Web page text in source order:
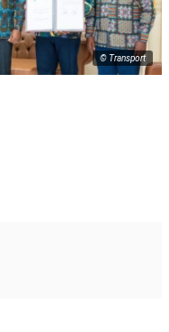
© Transport